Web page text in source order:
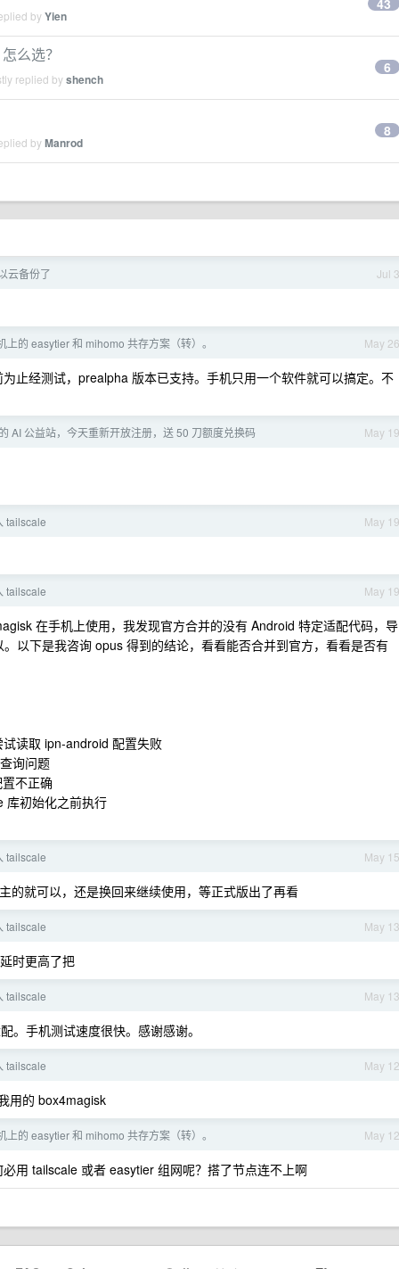
byYien
43
么选？
replied byshench
6
byManrod
8
Jul 3
云备份了
May 26
上的 easytier 和 mihomo 共存方案（转）。
止经测试，prealpha 版本已支持。手机只用一个软件就可以搞定。不
May 19
AI 公益站，今天重新开放注册，送 50 刀额度兑换码
May 19
tailscale
May 19
tailscale
在手机上使用，我发现官方合并的没有 Android 特定适配代码，导
以下是我咨询 opus 得到的结论，看看能否合并到官方，看看是否有
读取 ipn-android 配置失败
询问题
不正确
库初始化之前执行
May 15
tailscale
的就可以，还是换回来继续使用，等正式版出了再看
May 13
tailscale
时更高了把
May 13
tailscale
。手机测试速度很快。感谢感谢。
May 12
tailscale
用的 box4magisk
May 12
上的 easytier 和 mihomo 共存方案（转）。
用 tailscale 或者 easytier 组网呢？搭了节点连不上啊